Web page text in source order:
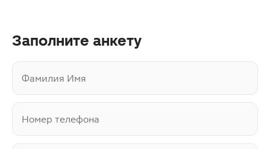
Заполните анкету
Фамилия Имя
Номер телефона